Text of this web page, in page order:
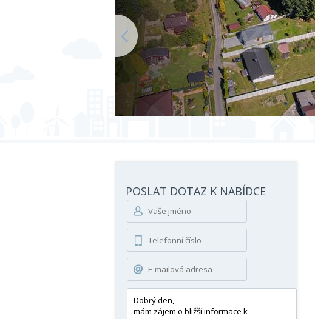
POSLAT DOTAZ K NABÍDCE